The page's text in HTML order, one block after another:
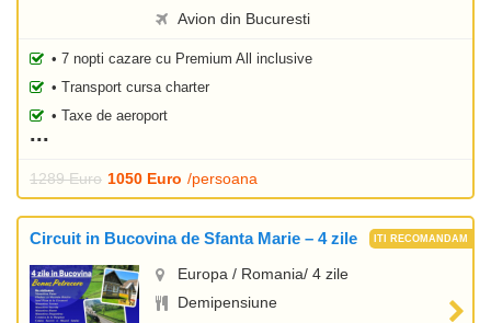
Avion din Bucuresti
• 7 nopti cazare cu Premium All inclusive
• Transport cursa charter
• Taxe de aeroport
1289 Euro 1050 Euro /persoana
Circuit in Bucovina de Sfanta Marie – 4 zile
Europa / Romania/ 4 zile
Demipensiune